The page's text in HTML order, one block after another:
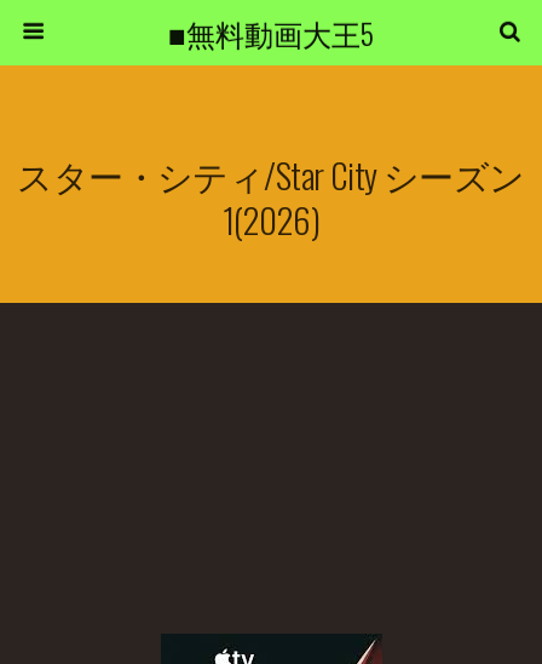
■無料動画大王5
スター・シティ/Star City シーズン
1(2026)